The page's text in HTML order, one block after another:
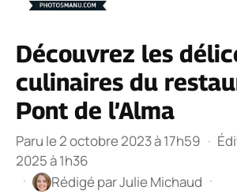
Découvrez les
culinaires du
Pont de l’Alma
Paru le 2 octobre 2023 à 17h59 ·
2025 à 1h36
·
Rédigé parJulie Michaud ·